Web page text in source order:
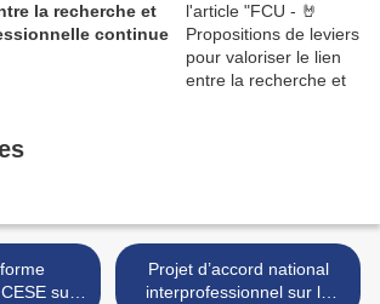
la recherche et
continue
sur
Projet d’accord national
interprofessionnel sur la